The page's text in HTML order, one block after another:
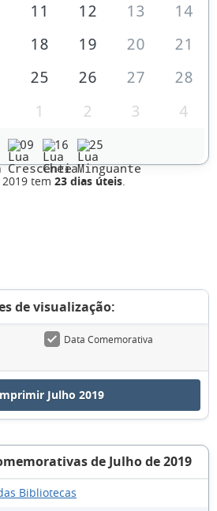
11 12 13
14
18 19 20
21
25 26 27
28
1 2 3 4
09 16 25
tem 23 dias úteis.
de visualização:
Data Comemorativa
Julho 2019
de Julho de 2019
Bibliotecas